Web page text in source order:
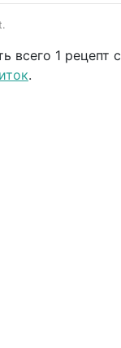
всего 1 рецепт с
.